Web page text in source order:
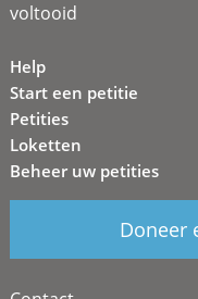
voltooid
Help
Start een petitie
Petities
Loketten
Beheer uw petities
Doneer